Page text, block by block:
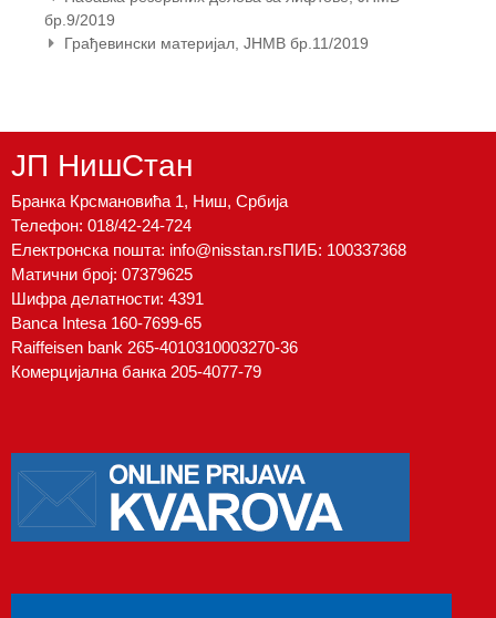
navigation
бр.9/2019
Грађевински материјал, ЈНМВ бр.11/2019
ЈП НишСтан
Бранка Крсмановића 1, Ниш, Србија
Телефон: 018/42-24-724
Електронска пошта: info@nisstan.rsПИБ: 100337368
Матични број: 07379625
Шифра делатности: 4391
Banca Intesa 160-7699-65
Raiffeisen bank 265-4010310003270-36
Комерцијална банка 205-4077-79